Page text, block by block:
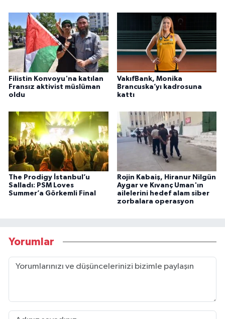
Filistin Konvoyu'na katılan
Fransız aktivist müslüman
oldu
VakıfBank, Monika
Brancuska’yı kadrosuna
kattı
The Prodigy İstanbul’u
Salladı: PSM Loves
Summer’a Görkemli Final
Rojin Kabaiş, Hiranur Nilgün
Aygar ve Kıvanç Uman'ın
ailelerini hedef alam siber
zorbalara operasyon
Yorumlar